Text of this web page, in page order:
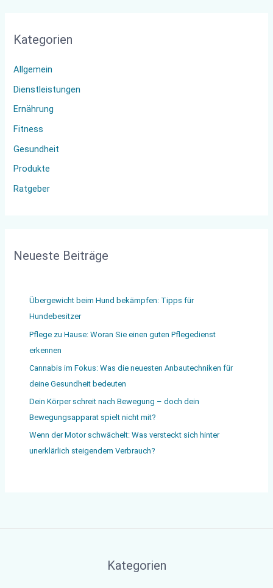
e
a
c
h
:
Kategorien
Allgemein
Dienstleistungen
Ernährung
Fitness
Gesundheit
Produkte
Ratgeber
Neueste Beiträge
Übergewicht beim Hund bekämpfen: Tipps für
Hundebesitzer
Pflege zu Hause: Woran Sie einen guten Pflegedienst
erkennen
Cannabis im Fokus: Was die neuesten Anbautechniken für
deine Gesundheit bedeuten
Dein Körper schreit nach Bewegung – doch dein
Bewegungsapparat spielt nicht mit?
Wenn der Motor schwächelt: Was versteckt sich hinter
unerklärlich steigendem Verbrauch?
Kategorien